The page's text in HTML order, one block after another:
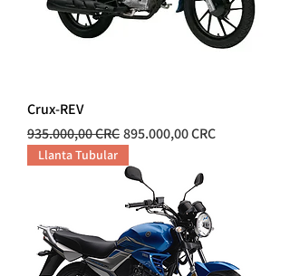
Crux-REV
Precio
935.000,00 CRCPrecio de oferta
895.000,00 CRC
Llanta Tubular